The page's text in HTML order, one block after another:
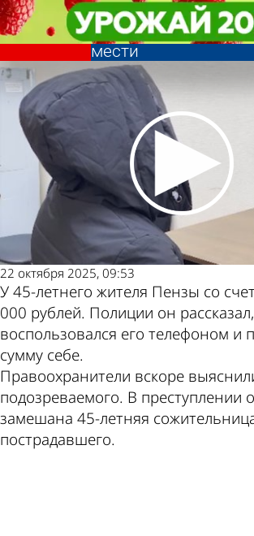
Пензенец не
сожительнице и
мести
Криминал
22 октября 2025, 09:53
У 45-летнего жителя Пензы со
000 рублей. Полиции он
воспользовался его телефоном и
сумму себе.
Правоохранители вскоре
подозреваемого. В преступлении
замешана 45-летняя
пострадавшего.
Пензенец не
сожительнице и
мести
Криминал
Другие
по теме
Погода и
валют в